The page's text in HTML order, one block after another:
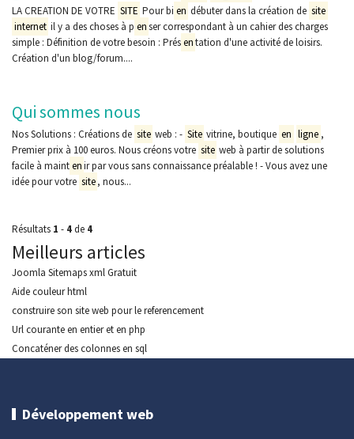
LA CREATION DE VOTRE SITE Pour bi en débuter dans la création de site
internet il y a des choses à p enser correspondant à un cahier des charges
simple : Définition de votre besoin : Présentation d'une activité de loisirs.
Création d'un blog/forum....
Qui sommes nous
Nos Solutions : Créations de site web : - Site vitrine, boutique en ligne ,
Premier prix à 100 euros. Nous créons votre site web à partir de solutions
facile à maintenir par vous sans connaissance préalable ! - Vous avez une
idée pour votre site , nous...
Résultats 1 - 4de 4
Meilleurs articles
Joomla Sitemaps xml Gratuit
Aide couleur html
construire son site web pour le referencement
Url courante en entier et en php
Concaténer des colonnes en sql
Développement web